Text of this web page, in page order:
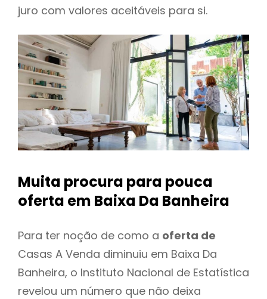
juro com valores aceitáveis para si.
Muita procura para pouca
oferta em Baixa Da Banheira
Para ter noção de como a oferta de
Casas A Venda diminuiu em Baixa Da
Banheira, o Instituto Nacional de Estatística
revelou um número que não deixa